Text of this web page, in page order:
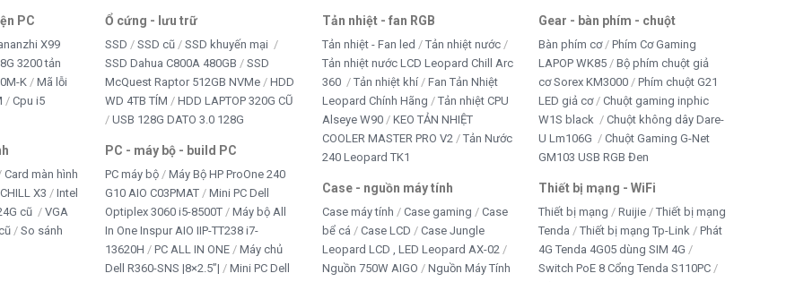
main X99 không?
LGA 2011 , trong khi main X99 sử dụngLGA 2011-3dành
hợp không?
rời để xuất hình.
nào?
lập trình, giả lập Android, chạy máy ảo và xử lý dữ
PC
X99
3200 tản
K
Mã lỗi
Cpu i5
Card màn hình
X3
Intel
cũ
VGA
So sánh
Ổ cứng - lưu trữ
SSD SSD cũ
SSD khuyến mại
SSD Dahua C800A 480GB
SSD
McQuest Raptor 512GB NVMe
HDD
WD 4TB TÍM
HDD LAPTOP 320G CŨ
USB 128G DATO 3.0 128G
PC - máy bộ - build PC
PC máy bộ
Máy Bộ HP ProOne 240
G10 AIO C03PMAT
Mini PC Dell
Optiplex 3060 i5-8500T
Máy bộ All
In One Inspur AIO IIP-TT238 i7-
13620H
PC ALL IN ONE
Máy chủ
Dell R360-SNS |8×2.5”|
Mini PC Dell
Tản nhiệt - fan RGB
Tản nhiệt - Fan led
Tản nhiệt nước
Tản nhiệt nước LCD Leopard Chill Arc
360
Tản nhiệt khí
Fan Tản Nhiệt
Leopard Chính Hãng
Tản nhiệt CPU
Alseye W90
KEO TẢN NHIỆT
COOLER MASTER PRO V2
Tản Nước
240 Leopard TK1
Case - nguồn máy tính
Case máy tính Case gaming
Case
bể cá
Case LCD
Case Jungle
Leopard LCD , LED Leopard AX-02
Nguồn 750W AIGO
Nguồn Máy Tính
Gear - bàn phím - chuột
Bàn phím cơ
Phím Cơ Gaming
LAPOP WK85
Bộ phím chuột giả
cơ Sorex KM3000
Phím chuột G21
LED giả cơ
Chuột gaming inphic
W1S black
Chuột không dây Dare-
U Lm106G
Chuột Gaming G-Net
GM103 USB RGB Đen
Thiết bị mạng - WiFi
Thiết bị mạng Ruijie
Thiết bị mạng
Tenda
Thiết bị mạng Tp-Link
Phát
4G Tenda 4G05 dùng SIM 4G
Switch PoE 8 Cổng Tenda S110PC